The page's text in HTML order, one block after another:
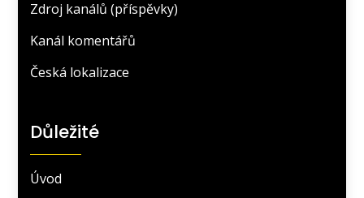
Zdroj kanálů (příspěvky)
Kanál komentářů
Česká lokalizace
Důležité
Úvod